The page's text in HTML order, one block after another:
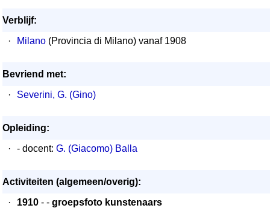
Verblijf:
·
Milano (Provincia di Milano) vanaf 1908
Bevriend met:
·
Severini, G. (Gino)
Opleiding:
·
- docent: G. (Giacomo) Balla
Activiteiten (algemeen/overig):
·
1910 - - groepsfoto kunstenaars